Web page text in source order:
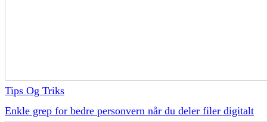
Tips Og Triks
Enkle grep for bedre personvern når du deler filer digitalt